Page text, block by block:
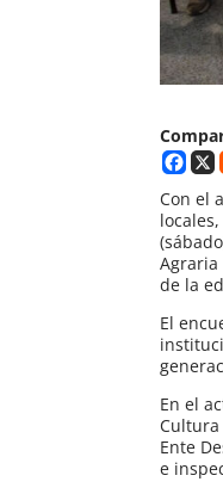
Con el
Agraria
de la
El
En el
Ente
e